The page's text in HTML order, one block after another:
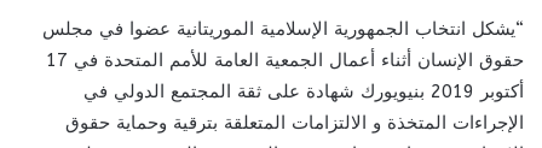
“يشكل انتخاب الجمهورية الإسلامية الموريتانية عضوا في مجلس
حقوق الإنسان أثناء أعمال الجمعية العامة للأمم المتحدة في 17
أكتوبر 2019 بنيويورك شهادة على ثقة المجتمع الدولي في
الإجراءات المتخذة و الالتزامات المتعلقة بترقية وحماية حقوق